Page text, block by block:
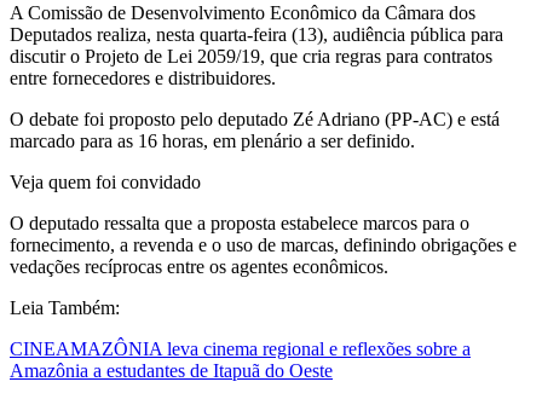
A Comissão de Desenvolvimento Econômico da Câmara dos
Deputados realiza, nesta quarta-feira (13), audiência pública para
discutir o Projeto de Lei 2059/19, que cria regras para contratos
entre fornecedores e distribuidores.
O debate foi proposto pelo deputado Zé Adriano (PP-AC) e está
marcado para as 16 horas, em plenário a ser definido.
Veja quem foi convidado
O deputado ressalta que a proposta estabelece marcos para o
fornecimento, a revenda e o uso de marcas, definindo obrigações e
vedações recíprocas entre os agentes econômicos.
Leia Também:
CINEAMAZÔNIA leva cinema regional e reflexões sobre a
Amazônia a estudantes de Itapuã do Oeste